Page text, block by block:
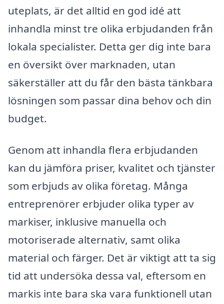
uteplats, är det alltid en god idé att
inhandla minst tre olika erbjudanden från
lokala specialister. Detta ger dig inte bara
en översikt över marknaden, utan
säkerställer att du får den bästa tänkbara
lösningen som passar dina behov och din
budget.
Genom att inhandla flera erbjudanden
kan du jämföra priser, kvalitet och tjänster
som erbjuds av olika företag. Många
entreprenörer erbjuder olika typer av
markiser, inklusive manuella och
motoriserade alternativ, samt olika
material och färger. Det är viktigt att ta sig
tid att undersöka dessa val, eftersom en
markis inte bara ska vara funktionell utan